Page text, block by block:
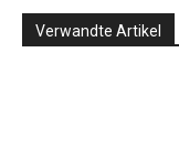
Verwandte Artikel